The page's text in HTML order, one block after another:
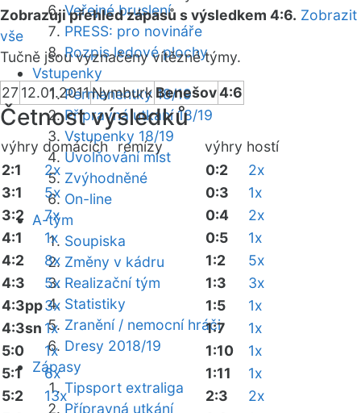
Veřejné bruslení
PRESS: pro novináře
Rozpis ledové plochy
Vstupenky
Permanentky 18/19
Přípravná utkání 18/19
Vstupenky 18/19
Uvolňování míst
Zvýhodněné
On-line
A-tým
Soupiska
Změny v kádru
Realizační tým
Statistiky
Zranění / nemocní hráči
Dresy 2018/19
Zápasy
Tipsport extraliga
Přípravná utkání
Zobrazuji přehled zápasů s výsledkem 4:6. Zobrazit
vše
Tučně jsou vyznačeny vítězné týmy.
27 12.01.2011Nymburk Benešov4:6
Četnost výsledků
výhry domácích remízy výhry hostí
2:1
2x
3:1
5x
3:2
7x
4:1
1x
4:2
8x
4:3
5x
4:3pp3x
4:3sn 1x
5:0
1x
5:1
6x
5:2
13x
0:2
2x
0:3
1x
0:4
2x
0:5
1x
1:2
5x
1:3
3x
1:5
1x
1:7
1x
1:10
1x
1:11
1x
2:3
2x